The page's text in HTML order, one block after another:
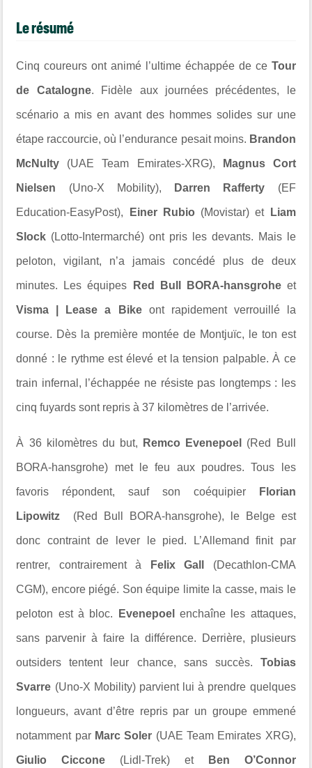
Le résumé
Cinq coureurs ont animé l’ultime échappée de ce Tour
de Catalogne. Fidèle aux journées précédentes, le
scénario a mis en avant des hommes solides sur une
étape raccourcie, où l’endurance pesait moins. Brandon
McNulty (UAE Team Emirates-XRG), Magnus Cort
Nielsen (Uno-X Mobility), Darren Rafferty (EF
Education-EasyPost), Einer Rubio (Movistar) et Liam
Slock (Lotto-Intermarché) ont pris les devants. Mais le
peloton, vigilant, n’a jamais concédé plus de deux
minutes. Les équipes Red Bull BORA-hansgroheet
Visma | Lease a Bikeont rapidement verrouillé la
course. Dès la première montée de Montjuïc, le ton est
donné : le rythme est élevé et la tension palpable. À ce
train infernal, l’échappée ne résiste pas longtemps : les
cinq fuyards sont repris à 37 kilomètres de l’arrivée.
À 36 kilomètres du but, Remco Evenepoel (Red Bull
BORA-hansgrohe) met le feu aux poudres. Tous les
favoris répondent, sauf son coéquipier Florian
Lipowitz (Red Bull BORA-hansgrohe), le Belge est
donc contraint de lever le pied. L’Allemand finit par
rentrer, contrairement à Felix Gall (Decathlon-CMA
CGM), encore piégé. Son équipe limite la casse, mais le
peloton est à bloc. Evenepoel enchaîne les attaques,
sans parvenir à faire la différence. Derrière, plusieurs
outsiders tentent leur chance, sans succès. Tobias
Svarre (Uno-X Mobility) parvient lui à prendre quelques
longueurs, avant d’être repris par un groupe emmené
notamment par Marc Soler (UAE Team Emirates XRG),
Giulio Ciccone (Lidl-Trek) et Ben O’Connor